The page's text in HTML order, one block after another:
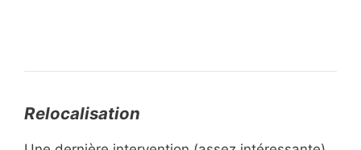
Relocalisation